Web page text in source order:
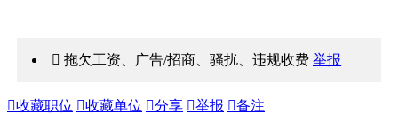
 拖欠工资、广告/招商、骚扰、违规收费举报
收藏职位 收藏单位 分享 举报 备注